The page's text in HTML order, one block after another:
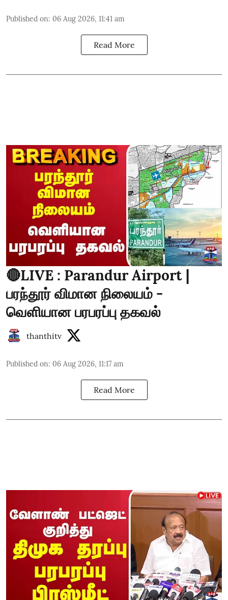
Published on: 06 Aug 2026, 11:41 am
Read More
🔴LIVE : Parandur Airport |
பரந்தூர் விமான நிலையம் -
வெளியான பரபரப்பு தகவல்
thanthitv
Published on: 06 Aug 2026, 11:17 am
Read More